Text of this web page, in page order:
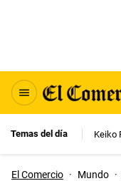
Temas del día Keiko
El Comercio · Mundo ·